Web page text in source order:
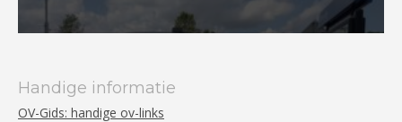
Handige informatie
OV-Gids: handige ov-links